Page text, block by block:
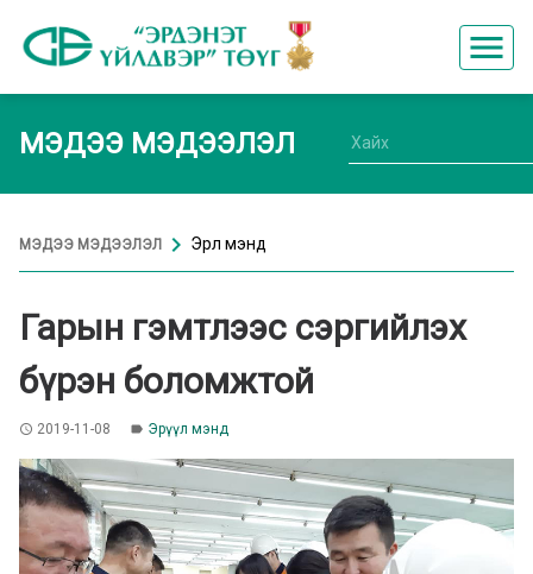
menu
МЭДЭЭ МЭДЭЭЛЭЛ
МЭДЭЭ МЭДЭЭЛЭЛ chevron_right Эрүүл мэнд
Гарын гэмтлээс сэргийлэх
бүрэн боломжтой
access_time 2019-11-08 label Эрүүл мэнд